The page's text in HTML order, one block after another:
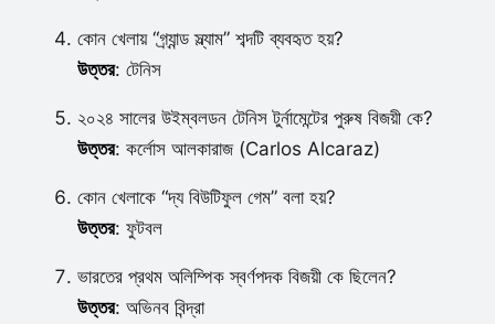
কোন খেলায় “গ্র্যান্ড স্ল্যাম” শব্দটি ব্যবহৃত হয়?
উত্তর: টেনিস
২০২৪ সালের উইম্বলডন টেনিস টুর্নামেন্টের পুরুষ বিজয়ী কে?
উত্তর: কর্লোস আলকারাজ (Carlos Alcaraz)
কোন খেলাকে “দ্য বিউটিফুল গেম” বলা হয়?
উত্তর: ফুটবল
ভারতের প্রথম অলিম্পিক স্বর্ণপদক বিজয়ী কে ছিলেন?
উত্তর: অভিনব বিন্দ্রা